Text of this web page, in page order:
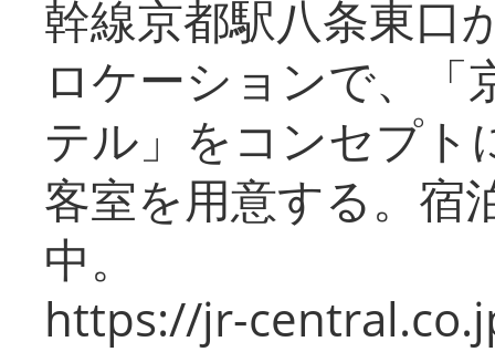
幹線京都駅八条東口
ロケーションで、「
テル」をコンセプト
客室を用意する。宿
中。
https://jr-